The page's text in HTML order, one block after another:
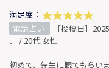
満足度：
電話占い
［投稿日］
、 / 20代 女性
初めて、先生に観てもらいま